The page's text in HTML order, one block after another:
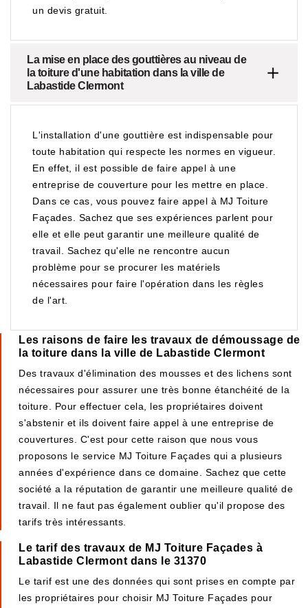
un devis gratuit.
La mise en place des gouttières au niveau de
la toiture d'une habitation dans la ville de
Labastide Clermont
L'installation d'une gouttière est indispensable pour
toute habitation qui respecte les normes en vigueur.
En effet, il est possible de faire appel à une
entreprise de couverture pour les mettre en place.
Dans ce cas, vous pouvez faire appel à MJ Toiture
Façades. Sachez que ses expériences parlent pour
elle et elle peut garantir une meilleure qualité de
travail. Sachez qu'elle ne rencontre aucun
problème pour se procurer les matériels
nécessaires pour faire l'opération dans les règles
de l'art.
Les raisons de faire les travaux de démoussage de
la toiture dans la ville de Labastide Clermont
Des travaux d'élimination des mousses et des lichens sont
nécessaires pour assurer une très bonne étanchéité de la
toiture. Pour effectuer cela, les propriétaires doivent
s'abstenir et ils doivent faire appel à une entreprise de
couvertures. C'est pour cette raison que nous vous
proposons le service MJ Toiture Façades qui a plusieurs
années d'expérience dans ce domaine. Sachez que cette
société a la réputation de garantir une meilleure qualité de
travail. Il ne faut pas également oublier qu'il propose des
tarifs très intéressants.
Le tarif des travaux de MJ Toiture Façades à
Labastide Clermont dans le 31370
Le tarif est une des données qui sont prises en compte par
les propriétaires pour choisir MJ Toiture Façades pour